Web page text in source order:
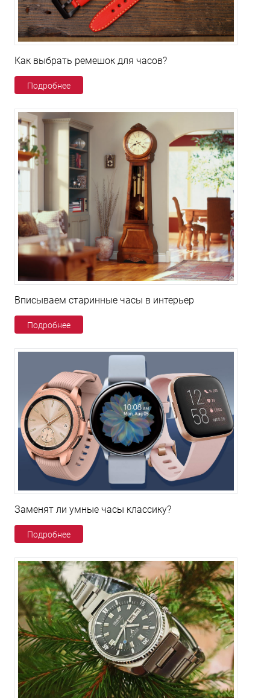
Как выбрать ремешок для часов?
Подробнее
Вписываем старинные часы в интерьер
Подробнее
Заменят ли умные часы классику?
Подробнее